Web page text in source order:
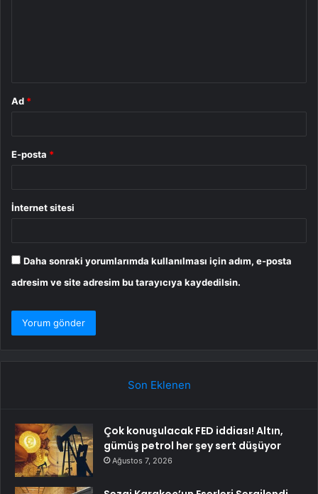
Ad *
E-posta *
İnternet sitesi
Daha sonraki yorumlarımda kullanılması için adım, e-posta
adresim ve site adresim bu tarayıcıya kaydedilsin.
Son Eklenen
Çok konuşulacak FED iddiası! Altın,
gümüş petrol her şey sert düşüyor
Ağustos 7, 2026